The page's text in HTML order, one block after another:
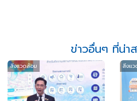
ข่าวอื่นๆ ที่น่า
สิ่งแวดล้อม สิ่งแ